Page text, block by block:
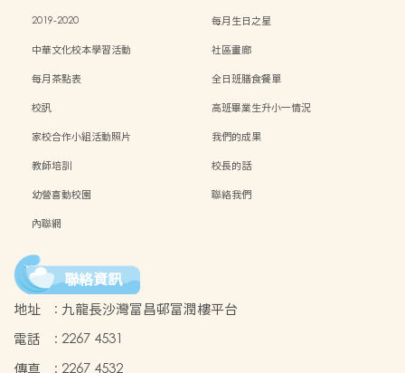
2019-2020
每月生日之星
中華文化校本學習活動
社區畫廊
每月茶點表
全日班膳食餐單
校訊
高班畢業生升小一情況
家校合作小組活動照片
我們的成果
教師培訓
校長的話
幼營喜動校園
聯絡我們
內聯網
聯絡資訊
地址 : 九龍長沙灣富昌邨富潤樓平台
電話
: 2267 4531
傳真
: 2267 4532